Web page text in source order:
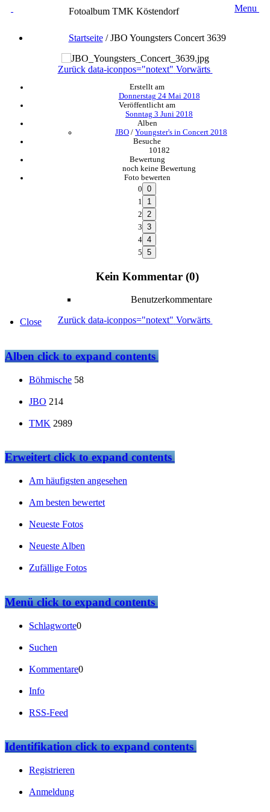
Fotoalbum TMK Köstendorf Menu
Startseite/JBO Youngsters Concert 3639
Zurück data-iconpos="notext" Vorwärts
Erstellt am
Donnerstag 24 Mai 2018
Veröffentlicht am
Sonntag 3 Juni 2018
Alben
JBO / Youngster's in Concert 2018
Besuche
10182
Bewertung
noch keine Bewertung
Foto bewerten
0
1
2
3
4
5
Kein Kommentar (0)
Benutzerkommentare
Zurück data-iconpos="notext" Vorwärts
Close
Albenclick to expand contents
Böhmische 58
JBO 214
TMK 2989
Erweitertclick to expand contents
Am häufigsten angesehen
Am besten bewertet
Neueste Fotos
Neueste Alben
Zufällige Fotos
Menüclick to expand contents
Schlagworte0
Suchen
Kommentare0
Info
RSS-Feed
Identifikationclick to expand contents
Registrieren
Anmeldung